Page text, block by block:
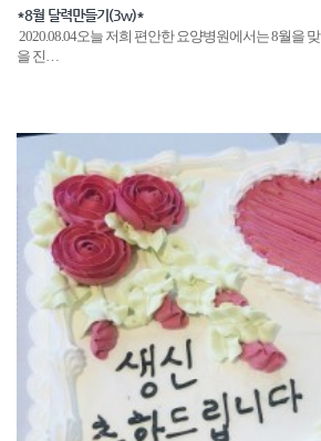
*8월 달력만들기(3w)*
2020.08.04오늘 저희 편안한 요양병원에서는 8월을
을 진…